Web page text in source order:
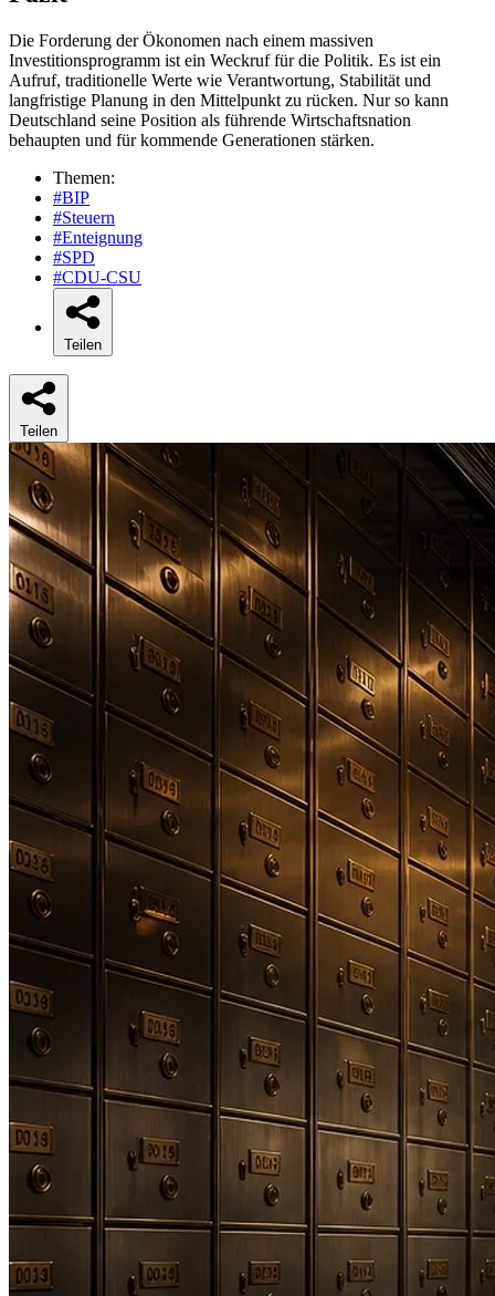
Die Forderung der Ökonomen nach einem massiven
Investitionsprogramm ist ein Weckruf für die Politik. Es ist ein
Aufruf, traditionelle Werte wie Verantwortung, Stabilität und
langfristige Planung in den Mittelpunkt zu rücken. Nur so kann
Deutschland seine Position als führende Wirtschaftsnation
behaupten und für kommende Generationen stärken.
Themen:
#BIP
#Steuern
#Enteignung
#SPD
#CDU-CSU
Teilen
Teilen